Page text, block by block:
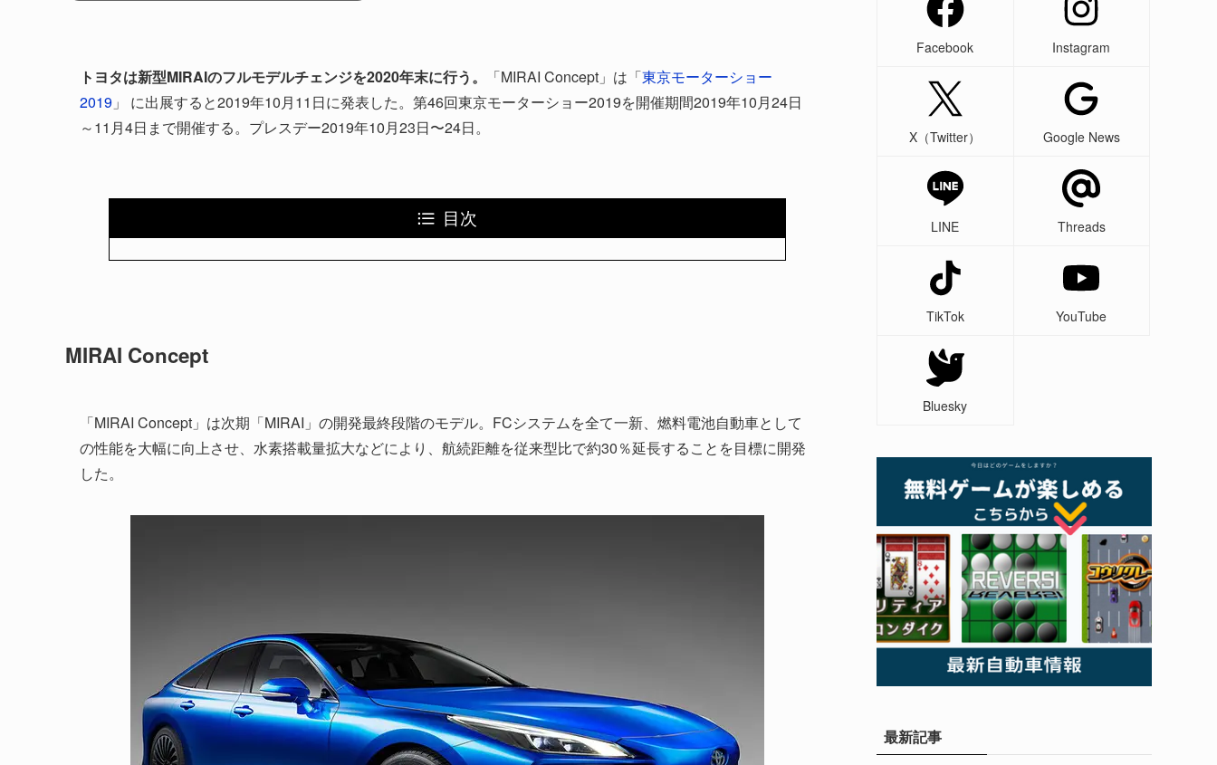
トヨタは新型MIRAIのフルモデルチェンジを2020年末に行う。 「MIRAI Concept」は「東京モーターショー
2019 」 に出展すると2019年10月11日に発表した。第46回東京モーターショー2019を開催期間2019年10月24日
～11月4日まで開催する。プレスデー2019年10月23日〜24日。
目次
MIRAI Concept
「MIRAI Concept」は次期「MIRAI」の開発最終段階のモデル。FCシステムを全て一新、燃料電池自動車として
の性能を大幅に向上させ、水素搭載量拡大などにより、航続距離を従来型比で約30％延長することを目標に開発
した。
Facebook Instagram
X（Twitter） Google News
LINE Threads
TikTok YouTube
Bluesky
最新記事